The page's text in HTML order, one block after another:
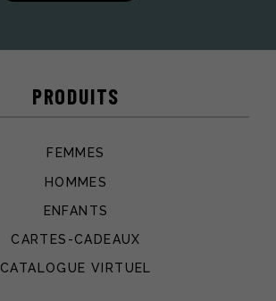
PRODUITS
FEMMES
HOMMES
ENFANTS
CARTES-CADEAUX
CATALOGUE VIRTUEL